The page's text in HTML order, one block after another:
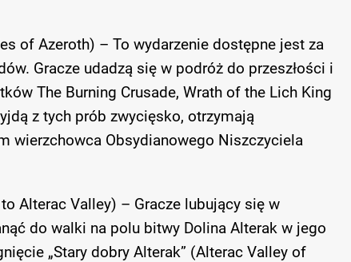
of Azeroth) – To wydarzenie dostępne jest za
Gracze udadzą się w podróż do przeszłości i
The Burning Crusade, Wrath of the Lich King
z tych prób zwycięsko, otrzymają
wierzchowca Obsydianowego Niszczyciela
Alterac Valley) – Gracze lubujący się w
do walki na polu bitwy Dolina Alterak w jego
„Stary dobry Alterak” (Alterac Valley of